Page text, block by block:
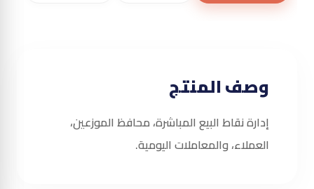
وصف المنتج
إدارة نقاط البيع المباشرة، محافظ الموزعين،
العملاء، والمعاملات اليومية.